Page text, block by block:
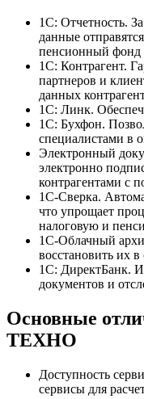
1С: Отчетность.
данные
пенсионный фонд
1С: Контрагент.
партнеров и
данных
1С: Линк.
1С: Бухфон.
специалистами в
Электронный
электронно
контрагентами с
1С-Сверка.
что упрощает
налоговую и
1С-Облачный
восстановить их в
1С: ДиректБанк.
документов и
Основные
ТЕХНО
Доступность
сервисы для